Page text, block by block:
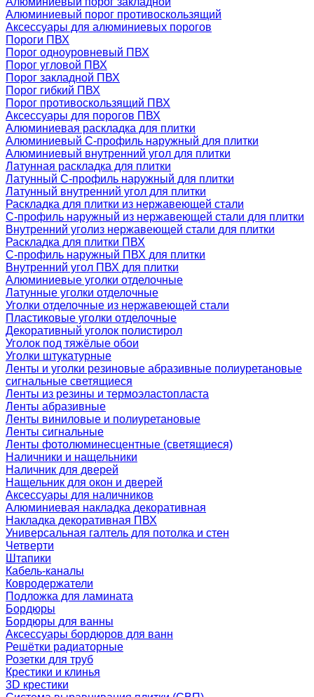
Алюминиевый порог противоскользящий
Аксессуары для алюминиевых порогов
Пороги ПВХ
Порог одноуровневый ПВХ
Порог угловой ПВХ
Порог закладной ПВХ
Порог гибкий ПВХ
Порог противоскользящий ПВХ
Аксессуары для порогов ПВХ
Алюминиевая раскладка для плитки
Алюминиевый С-профиль наружный для плитки
Алюминиевый внутренний угол для плитки
Латунная раскладка для плитки
Латунный С-профиль наружный для плитки
Латунный внутренний угол для плитки
Раскладка для плитки из нержавеющей стали
С-профиль наружный из нержавеющей стали для плитки
Внутренний уголиз нержавеющей стали для плитки
Раскладка для плитки ПВХ
С-профиль наружный ПВХ для плитки
Внутренний угол ПВХ для плитки
Алюминиевые уголки отделочные
Латунные уголки отделочные
Уголки отделочные из нержавеющей стали
Пластиковые уголки отделочные
Декоративный уголок полистирол
Уголок под тяжёлые обои
Уголки штукатурные
Ленты и уголки резиновые абразивные полиуретановые
сигнальные светящиеся
Ленты из резины и термоэластопласта
Ленты абразивные
Ленты виниловые и полиуретановые
Ленты сигнальные
Ленты фотолюминесцентные (светящиеся)
Наличники и нащельники
Наличник для дверей
Нащельник для окон и дверей
Аксессуары для наличников
Алюминиевая накладка декоративная
Накладка декоративная ПВХ
Универсальная галтель для потолка и стен
Четверти
Штапики
Кабель-каналы
Ковродержатели
Подложка для ламината
Бордюры
Бордюры для ванны
Аксессуары бордюров для ванн
Решётки радиаторные
Розетки для труб
Крестики и клинья
3D крестики